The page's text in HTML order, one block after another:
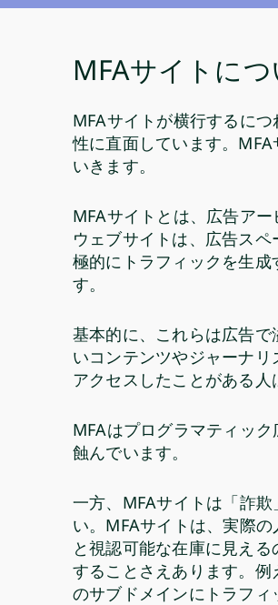
MFAサイトにつ
MFAサイトが横行するに
性に直面しています。
いきます。
MFAサイトとは、広告ア
ウェブサイトは、広告ス
極的にトラフィックを生
す。
基本的に、これらは広告
いコンテンツやジャーナ
アクセスしたことがある
MFAはプログラマティッ
蝕んでいます。
一方、MFAサイトは「詐
い。MFAサイトは、実際
と視認可能な在庫に見え
することさえあります。
のサブドメインにトラフィ